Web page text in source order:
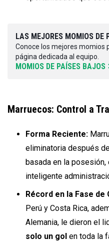
LAS MEJORES MOMIOS DE
Conoce los mejores momios
página dedicada al equipo.
MOMIOS DE PAÍSES BAJOS
Marruecos: Control a
Forma Reciente:
eliminatoria después
basada en la
inteligente
Récord en la Fase de
Perú y Costa Rica,
Alemania, le dieron el
solo un gol en toda la